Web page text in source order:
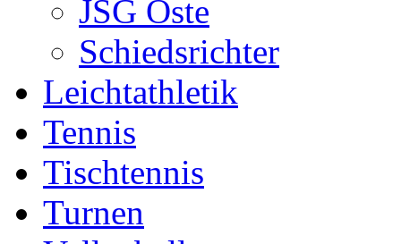
JSG Oste
Schiedsrichter
Leichtathletik
Tennis
Tischtennis
Turnen